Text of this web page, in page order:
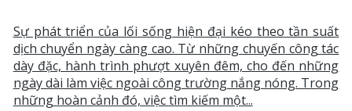
Sự phát triển của lối sống hiện đại kéo theo tần suất
dịch chuyển ngày càng cao. Từ những chuyến công tác
dày đặc, hành trình phượt xuyên đêm, cho đến những
ngày dài làm việc ngoài công trường nắng nóng. Trong
những hoàn cảnh đó, việc tìm kiếm một...